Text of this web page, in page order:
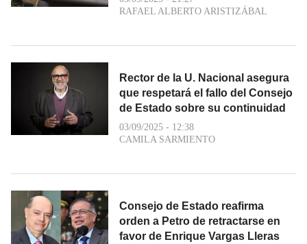
RAFAEL ALBERTO ARISTIZÁBAL
Rector de la U. Nacional asegura
que respetará el fallo del Consejo
de Estado sobre su continuidad
03/09/2025 - 12:38
CAMILA SARMIENTO
Consejo de Estado reafirma
orden a Petro de retractarse en
favor de Enrique Vargas Lleras